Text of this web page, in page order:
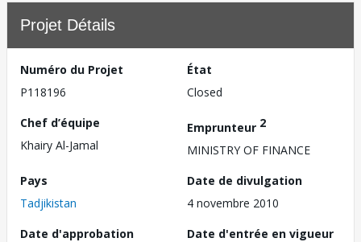
Projet Détails
Numéro du Projet
P118196
État
Closed
Chef d’équipe
Khairy Al-Jamal
Emprunteur 2
MINISTRY OF FINANCE
Pays
Tadjikistan
Date de divulgation
4 novembre 2010
Date d'approbation
Date d'entrée en vigueur